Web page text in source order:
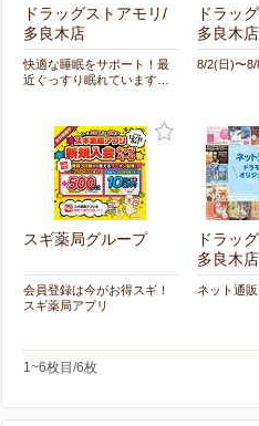
ドラッグストアモリ/
多良木店
快適な睡眠をサポート！最
近ぐっすり眠れています…
ドラッ
多良木店
8/2(日)〜8/
スギ薬局グループ
会員登録は今がお得スギ！
スギ薬局アプリ
ドラッ
多良木店
ネット通販
1~6枚目/6枚